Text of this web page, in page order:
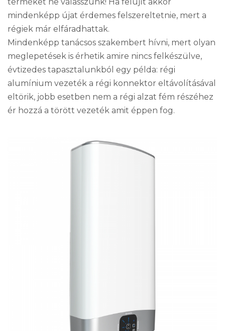
mindenképp újat érdemes felszereltetnie, mert a
régiek már elfáradhattak.
Mindenképp tanácsos szakembert hívni, mert olyan
meglepetések is érhetik amire nincs felkészülve,
évtizedes tapasztalunkból egy példa: régi
alumínium vezeték a régi konnektor eltávolításával
eltörik, jobb esetben nem a régi alzat fém részéhez
ér hozzá a törött vezeték amit éppen fog.